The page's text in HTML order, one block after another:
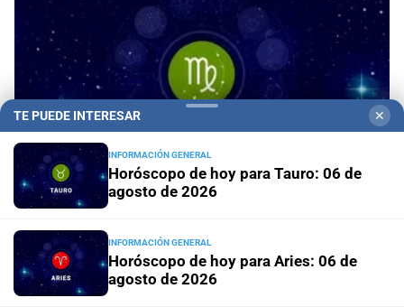
Horóscopo de hoy para Virgo: 06 de agosto de
2026
TE PUEDE INTERESAR ✕
INFORMACIÓN GENERAL
Horóscopo de hoy para Tauro: 06 de
agosto de 2026
INFORMACIÓN GENERAL
Horóscopo de hoy para Aries: 06 de
agosto de 2026